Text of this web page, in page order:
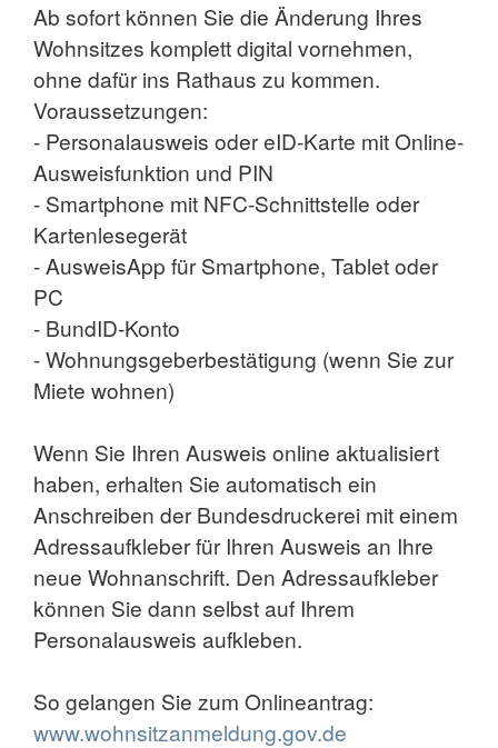
Ab sofort können Sie die Änderung Ihres
Wohnsitzes komplett digital vornehmen,
ohne dafür ins Rathaus zu kommen.
Voraussetzungen:
- Personalausweis oder eID-Karte mit Online-
Ausweisfunktion und PIN
- Smartphone mit NFC-Schnittstelle oder
Kartenlesegerät
- AusweisApp für Smartphone, Tablet oder
PC
- BundID-Konto
- Wohnungsgeberbestätigung (wenn Sie zur
Miete wohnen)
Wenn Sie Ihren Ausweis online aktualisiert
haben, erhalten Sie automatisch ein
Anschreiben der Bundesdruckerei mit einem
Adressaufkleber für Ihren Ausweis an Ihre
neue Wohnanschrift. Den Adressaufkleber
können Sie dann selbst auf Ihrem
Personalausweis aufkleben.
So gelangen Sie zum Onlineantrag:
www.wohnsitzanmeldung.gov.de